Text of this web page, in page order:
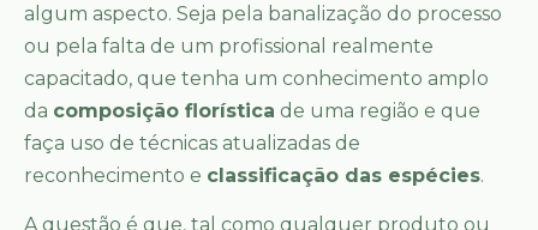
algum aspecto. Seja pela banalização do processo
ou pela falta de um profissional realmente
capacitado, que tenha um conhecimento amplo
da composição florística de uma região e que
faça uso de técnicas atualizadas de
reconhecimento e classificação das espécies.
A questão é que, tal como qualquer produto ou